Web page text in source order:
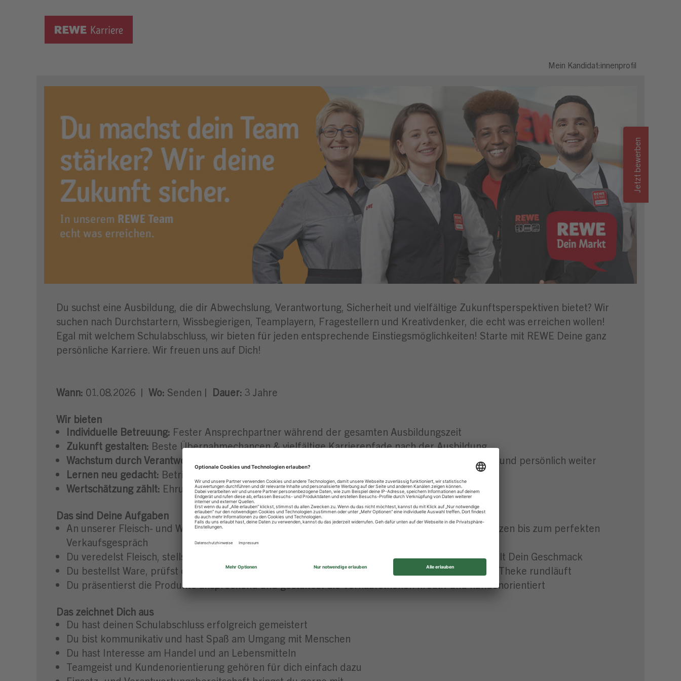
Mein Kandidat:innenprofil
Ausbildung zum Fleischer/Metzger (m/w/d)
Du suchst eine Ausbildung, die dir Abwechslung, Verantwortung, Sicherheit und vielfältige Zukunftsperspektiven bietet? Wir
suchen nach Durchstartern, Wissbegierigen, Teamplayern, Fragestellern und Kreativdenker, die echt was erreichen wollen!
Egal mit welchem Schulabschluss, wir bieten für jeden entsprechende Einstiegsmöglichkeiten! Starte mit REWE Deine ganz
persönliche Karriere. Wir freuen uns auf Dich!
Wann: 01.08.2026 | Wo: Senden | Dauer: 3 Jahre
Wir bieten
Individuelle Betreuung: Fester Ansprechpartner während der gesamten Ausbildungszeit
Zukunft gestalten: Beste Übernahmechancen & vielfältige Karrierepfade nach der Ausbildung
Wachstum durch Verantwortung:
Mit jedem neuen Aufgabenbereich entwickelst du dich fachlich und persönlich weiter
Lernen neu gedacht: Betriebsunterricht in der Zentrale & topmodernes Schulungszentrum
Wertschätzung zählt: Ehrung der besten Azubis für besondere Leistungen
Das sind Deine Aufgaben
An unserer Fleisch- und Wursttheke lernst du alles, was dazugehört – vom Schneiden übers Würzen bis zum perfekten
Verkaufsgespräch
Du veredelst Fleisch, stellst eigene Grillspezialitäten her und bringst kreative Ideen ein – hier zählt Dein Geschmack
Du bestellst Ware, prüfst die Qualität und lagerst alles fachgerecht ein – damit es vorne and der Theke rundläuft
Du präsentierst die Produkte ansprechend und gestaltest die Verkaufstheken kreativ und kundenorientiert
Das zeichnet Dich aus
Du hast deinen Schulabschluss erfolgreich gemeistert
Du bist kommunikativ und hast Spaß am Umgang mit Menschen
Du hast Interesse am Handel und an Lebensmitteln
Teamgeist und Kundenorientierung gehören für dich einfach dazu